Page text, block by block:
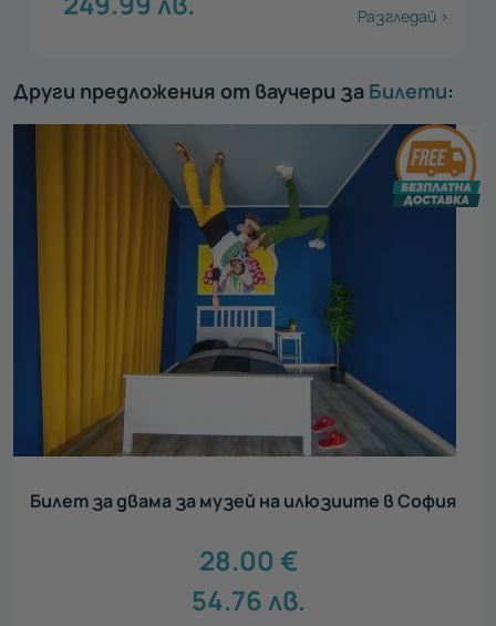
Разгледай >
Други предложения от ваучери за Билети:
Билет за двама за музей на илюзиите в София
28.00 €
54.76лв.